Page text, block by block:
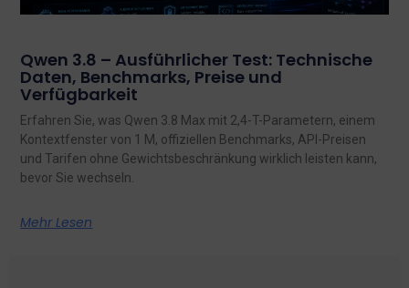
Qwen 3.8 – Ausführlicher Test: Technische
Daten, Benchmarks, Preise und
Verfügbarkeit
Erfahren Sie, was Qwen 3.8 Max mit 2,4-T-Parametern, einem
Kontextfenster von 1 M, offiziellen Benchmarks, API-Preisen
und Tarifen ohne Gewichtsbeschränkung wirklich leisten kann,
bevor Sie wechseln.
Mehr Lesen